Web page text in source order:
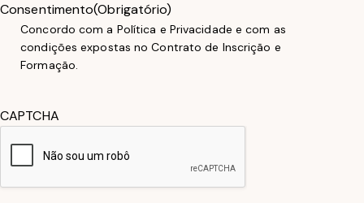
Consentimento(Obrigatório)
Concordo com a Política e Privacidade e com as
condições expostas no Contrato de Inscrição e
Formação.
CAPTCHA